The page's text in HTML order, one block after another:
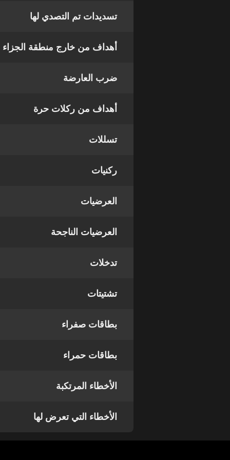
تسديدات تم التصدي لها
أهداف من خارج منطقة الجزاء
ضرب العارضة
أهداف من ركلات حرة
تسللات
ركنيات
العرضيات
العرضيات الناجحة
تدخلات
تشتيتات
بطاقات صفراء
بطاقات حمراء
الأخطاء المرتكبة
الأخطاء التي تعرض لها